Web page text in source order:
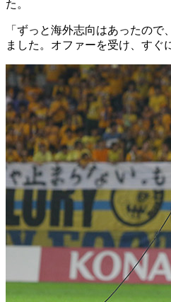
た。
「ずっと海外志向はあったので
ました。オファーを受け、すぐ